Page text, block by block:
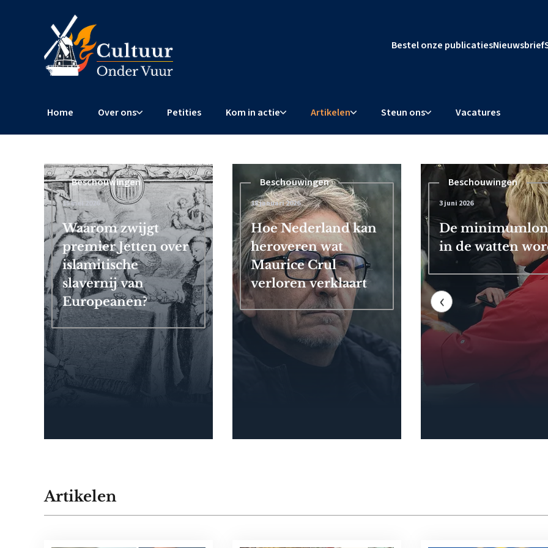
Bestel onze publicatiesNieuwsbrief
Home Over ons Petities Kom in actie Artikelen Steun ons Vacatures
Beschouwingen
15 mei 2026
Waarom zwijgt
premier Jetten over
islamitische
slavernij van
Europeanen?
Beschouwingen
18 januari 2026
Hoe Nederland kan
heroveren wat
Maurice Crul
verloren verklaart
Beschouwingen
4 februari 2026
Censuurschandaal EU: Brussel dwingt
wereldwijde censuur af
Beschouwingen
3 juni 2026
De
in de watten
‹
Artikelen